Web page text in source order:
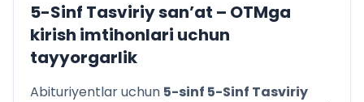
5-Sinf Tasviriy san’at – OTMga
kirish imtihonlari uchun
tayyorgarlik
Abituriyentlar uchun 5-sinf 5-Sinf Tasviriy